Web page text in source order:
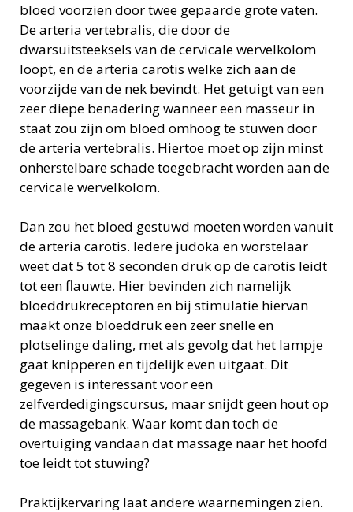
bloed voorzien door twee gepaarde grote vaten.
De arteria vertebralis, die door de
dwarsuitsteeksels van de cervicale wervelkolom
loopt, en de arteria carotis welke zich aan de
voorzijde van de nek bevindt. Het getuigt van een
zeer diepe benadering wanneer een masseur in
staat zou zijn om bloed omhoog te stuwen door
de arteria vertebralis. Hiertoe moet op zijn minst
onherstelbare schade toegebracht worden aan de
cervicale wervelkolom.
Dan zou het bloed gestuwd moeten worden vanuit
de arteria carotis. Iedere judoka en worstelaar
weet dat 5 tot 8 seconden druk op de carotis leidt
tot een flauwte. Hier bevinden zich namelijk
bloeddrukreceptoren en bij stimulatie hiervan
maakt onze bloeddruk een zeer snelle en
plotselinge daling, met als gevolg dat het lampje
gaat knipperen en tijdelijk even uitgaat. Dit
gegeven is interessant voor een
zelfverdedigingscursus, maar snijdt geen hout op
de massagebank. Waar komt dan toch de
overtuiging vandaan dat massage naar het hoofd
toe leidt tot stuwing?
Praktijkervaring laat andere waarnemingen zien.